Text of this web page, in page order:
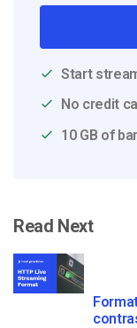
Start
No credit
10 GB of
Read Next